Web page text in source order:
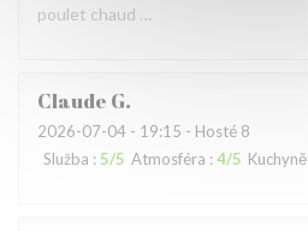
poulet chaud …
Claude G
2026-07-04 - 19:15 - Hosté 8
Služba : 5/5 Atmosféra : 4/5 Kuchyně